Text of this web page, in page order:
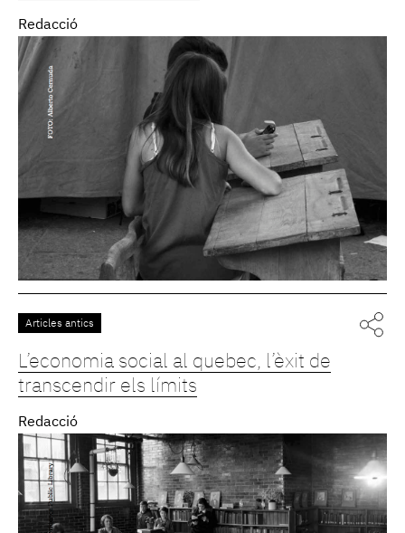
Redacció
Articles antics
L’economia social al quebec, l’èxit de
transcendir els límits
Redacció